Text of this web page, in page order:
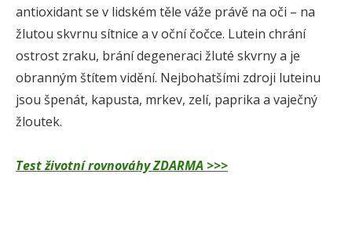
antioxidant se v lidském těle váže právě na oči – na
žlutou skvrnu sítnice a v oční čočce. Lutein chrání
ostrost zraku, brání degeneraci žluté skvrny a je
obranným štítem vidění. Nejbohatšími zdroji luteinu
jsou špenát, kapusta, mrkev, zelí, paprika a vaječný
žloutek.
Test životní rovnováhy ZDARMA >>>